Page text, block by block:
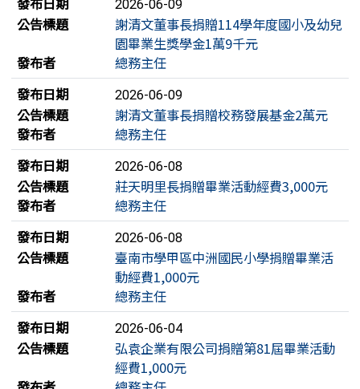
2026-06-09
公告標題
謝清文董事長捐贈114學年度國小及幼兒
園畢業生獎學金1萬9千元
發布者
總務主任
發布日期
2026-06-09
公告標題
謝清文董事長捐贈校務發展基金2萬元
發布者
總務主任
發布日期
2026-06-08
公告標題
莊天明里長捐贈畢業活動經費3,000元
發布者
總務主任
發布日期
2026-06-08
公告標題
臺南市學甲區中洲國民小學捐贈畢業活
動經費1,000元
發布者
總務主任
發布日期
2026-06-04
公告標題
弘袁企業有限公司捐贈第81屆畢業活動
經費1,000元